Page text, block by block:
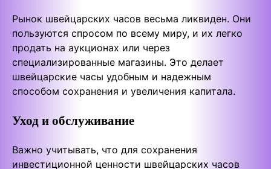
Рынок швейцарских часов весьма ликвиден. Они
пользуются спросом по всему миру, и их легко
продать на аукционах или через
специализированные магазины. Это делает
швейцарские часы удобным и надежным
способом сохранения и увеличения капитала.
Уход и обслуживание
Важно учитывать, что для сохранения
инвестиционной ценности швейцарских часов